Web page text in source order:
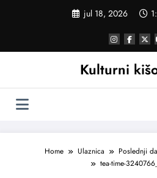
jul 18, 2026
Kulturni
Home Ulaznica
Poslednji
tea-time-